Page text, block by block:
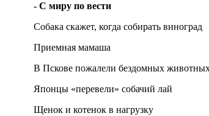
- С миру по вести
Собака скажет, когда собирать виноград
Приемная мамаша
В Пскове пожалели бездомных
Японцы «перевели» собачий лай
Щенок и котенок в нагрузку